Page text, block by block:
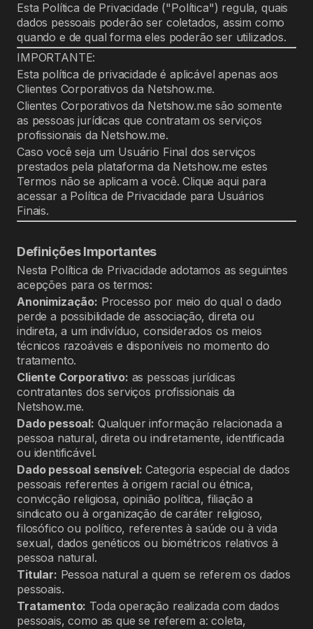
Esta Política de Privacidade ("Política") regula, quais
dados pessoais poderão ser coletados, assim como
quando e de qual forma eles poderão ser utilizados.
IMPORTANTE:
Esta política de privacidade é aplicável apenas aos
Clientes Corporativos da Netshow.me.
Clientes Corporativos da Netshow.me são somente
as pessoas jurídicas que contratam os serviços
profissionais da Netshow.me.
Caso você seja um Usuário Final dos serviços
prestados pela plataforma da Netshow.me estes
Termos não se aplicam a você. Clique aqui para
acessar a Política de Privacidade para Usuários
Finais.
Definições Importantes
Nesta Política de Privacidade adotamos as seguintes
acepções para os termos:
Anonimização: Processo por meio do qual o dado
perde a possibilidade de associação, direta ou
indireta, a um indivíduo, considerados os meios
técnicos razoáveis e disponíveis no momento do
tratamento.
Cliente Corporativo: as pessoas jurídicas
contratantes dos serviços profissionais da
Netshow.me.
Dado pessoal: Qualquer informação relacionada a
pessoa natural, direta ou indiretamente, identificada
ou identificável.
Dado pessoal sensível: Categoria especial de dados
pessoais referentes à origem racial ou étnica,
convicção religiosa, opinião política, filiação a
sindicato ou à organização de caráter religioso,
filosófico ou político, referentes à saúde ou à vida
sexual, dados genéticos ou biométricos relativos à
pessoa natural.
Titular: Pessoa natural a quem se referem os dados
pessoais.
Tratamento: Toda operação realizada com dados
pessoais, como as que se referem a: coleta,